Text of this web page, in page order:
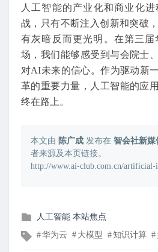
人工智能的产业化和商业化
战，只有不断注入创新和突破
有灰暗反而更光明。在第三
场，我们能够感受到与会院士
对AI未来的信心。作为驱动新
革的重要力量，人工智能的应
终在路上。
本文由 陈广成 发布在 智会社新媒
者来源及本页链接。
http://www.ai-club.com.cn/artificial-
发
在
人工智能 本站焦点
文华为云 大模型 知识计算